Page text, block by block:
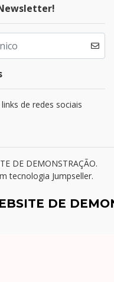
de redes sociais
DE DEMONSTRAÇÃO.
tecnologia Jumpseller.
DE